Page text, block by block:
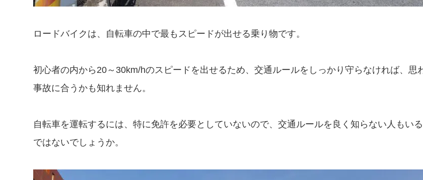
ロードバイクは、自転車の中で最もスピードが出せる乗り物です。
初心者の内から20～30km/hのスピードを出せるため、交通ルールをしっかり守らなければ、思
事故に合うかも知れません。
自転車を運転するには、特に免許を必要としていないので、交通ルールを良く知らない人もい
ではないでしょうか。